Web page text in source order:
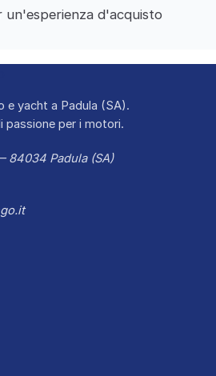
un'esperienza d'acquisto
e yacht a Padula (SA).
passione per i motori.
84034 Padula (SA)